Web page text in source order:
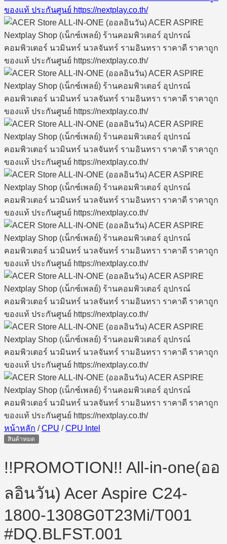
หน้าหลัก / CPU / CPU Intel
สินค้าหมด
!!PROMOTION!! All-in-one(ออ
ลอินวัน) Acer Aspire C24-
1800-1308G0T23Mi/T001
#DQ.BLFST.001